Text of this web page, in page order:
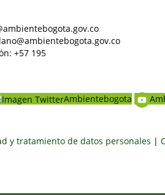
+57 195
Ambientebogota
y tratamiento de datos personales |